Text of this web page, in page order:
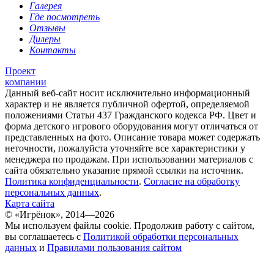
Галерея
Где посмотреть
Отзывы
Дилеры
Контакты
Проект
компании
Данный веб-сайт носит исключительно информационный
характер и не является публичной офертой, определяемой
положениями Статьи 437 Гражданского кодекса РФ. Цвет и
форма детского игрового оборудования могут отличаться от
представленных на фото. Описание товара может содержать
неточности, пожалуйста уточняйте все характеристики у
менеджера по продажам. При использовании материалов с
сайта обязательно указание прямой ссылки на источник.
Политика конфиденциальности. Согласие на обработку
персональных данных.
Карта сайта
© «Игрёнок», 2014—2026
Мы используем файлы cookie. Продолжив работу с сайтом,
вы соглашаетесь с Политикой обработки персональных
данных и Правилами пользования сайтом